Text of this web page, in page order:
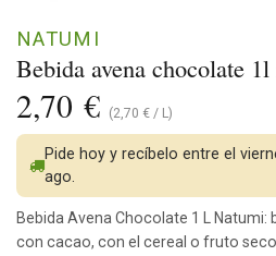
Bebida avena chocolate
NATUMI
2,70 € (2,70 € / L )
Pide hoy y recíbelo entre el
ago.
Bebida Avena Chocolate 1 L
con cacao, con el cereal o fruto seco